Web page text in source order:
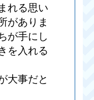
れる思い
がありま
が手にし
を入れる
大事だと